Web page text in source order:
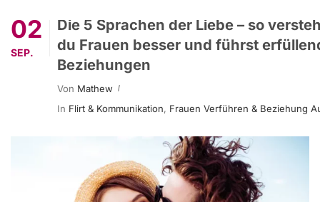
02
SEP.
Die 5 Sprachen der Liebe – so
du Frauen besser und führst
Beziehungen
Von Mathew
In Flirt & Kommunikation, Frauen Verführen & Beziehung